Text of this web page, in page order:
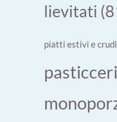
lievitati
piatti estivi e